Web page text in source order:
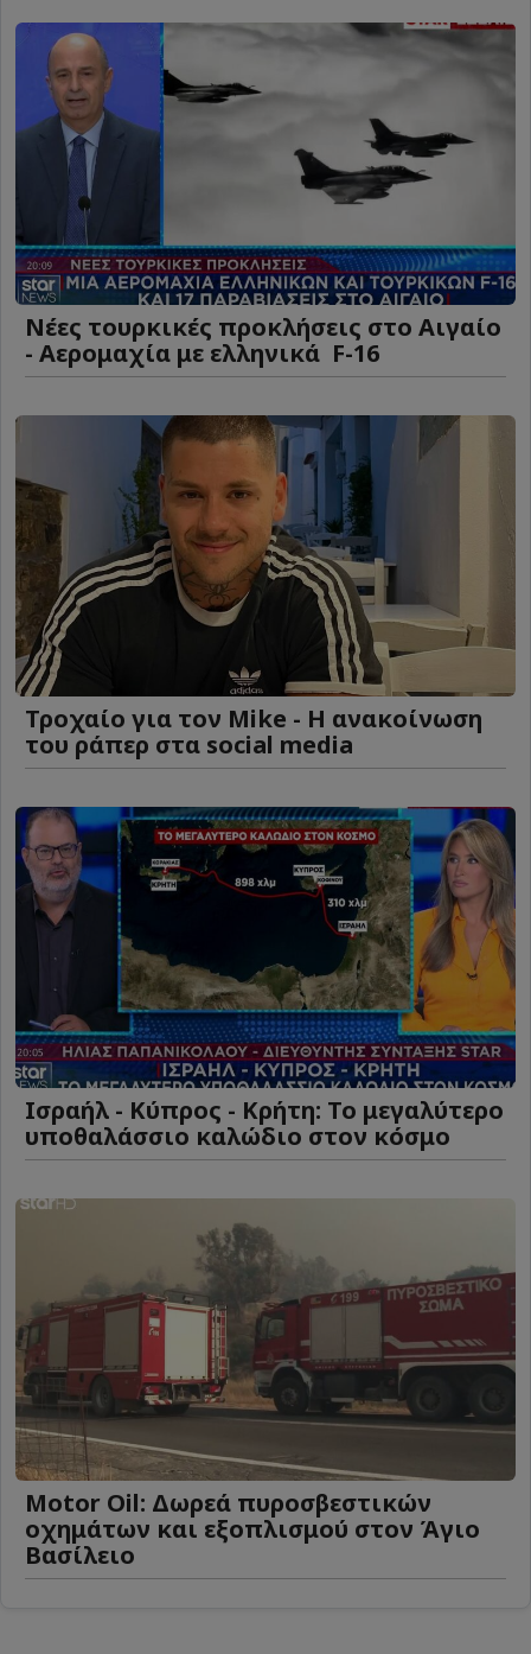
Νέες τουρκικές προκλήσεις στο Αιγαίο
- Αερομαχία με ελληνικά F-16
Τροχαίο για τον Mike - Η ανακοίνωση
του ράπερ στα social media
Ισραήλ - Κύπρος - Κρήτη: Το μεγαλύτερο
υποθαλάσσιο καλώδιο στον κόσμο
Motor Oil: Δωρεά πυροσβεστικών
οχημάτων και εξοπλισμού στον Άγιο
Βασίλειο